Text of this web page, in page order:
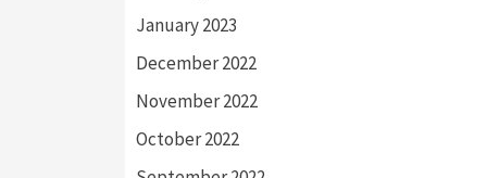
January 2023
December 2022
November 2022
October 2022